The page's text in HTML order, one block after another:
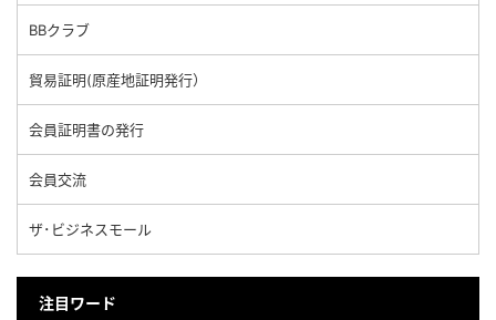
BBクラブ
貿易証明(原産地証明発行）
会員証明書の発行
会員交流
ザ･ビジネスモール
注目ワード